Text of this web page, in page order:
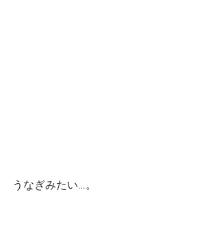
うなぎみたい…。